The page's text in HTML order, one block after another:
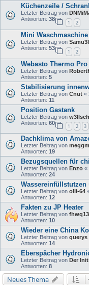
Küchenzeile /
Letzter Beitrag von
Antworten: 38
1 2
Mini
Letzter Beitrag von Samu3l
Antworten: 53
1 2
Webasto Thermo
Letzter Beitrag von
Antworten: 5
Stabilisierung
Letzter Beitrag von Cnut «
Antworten: 11
Position Gastank
Letzter Beitrag von
Antworten: 60
1 2 3
Dachklima von
Letzter Beitrag von
Antworten: 19
Bezugsquellen für
Letzter Beitrag von Enzo «
Antworten: 24
Letzter Beitrag von olli-64
Antworten: 12
Fakten zu JP Heater
Letzter Beitrag von fhwq13
Antworten: 10
Wieder eine China
Letzter Beitrag von querys
Antworten: 14
Eberspächer
Letzter Beitrag von Der
Antworten: 8
Neues Thema